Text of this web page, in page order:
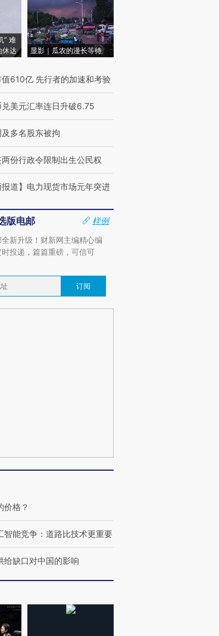
38岁梅西上演帽子戏法
视线｜极端高温致多瑙河
水位跌破纪录 二战沉船与
” 难
休达
显影｜瓜农的漫长等待
610亿 先行者的加速和考验
美元汇率连日升破6.75
多名股东被拘
份行政令限制出生公民权
报道】电力现货市场元年突进
版电邮
样例
新升级！财新网主编精心编
投递，篇篇重磅，可信可
订阅
价格？
智能竞争：道路比技术更重要
给缺口对中国的影响